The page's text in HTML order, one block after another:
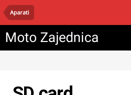
Aparati
Moto Zajednica